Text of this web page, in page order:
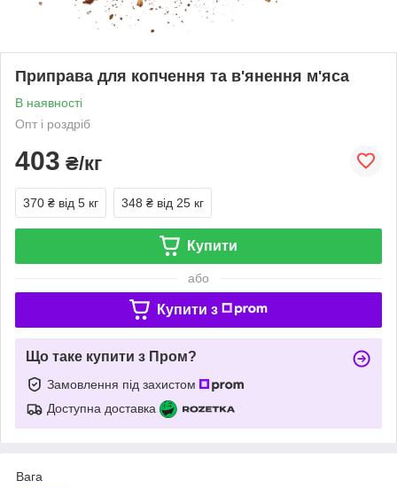
Приправа для копчення та в'янення м'яса
В наявності
Опт і роздріб
403 ₴/кг
370 ₴ від 5 кг 348 ₴ від 25 кг
Купити
або
Купити з
Що таке купити з Пром?
Замовлення під захистом
Доступна доставка
Вага